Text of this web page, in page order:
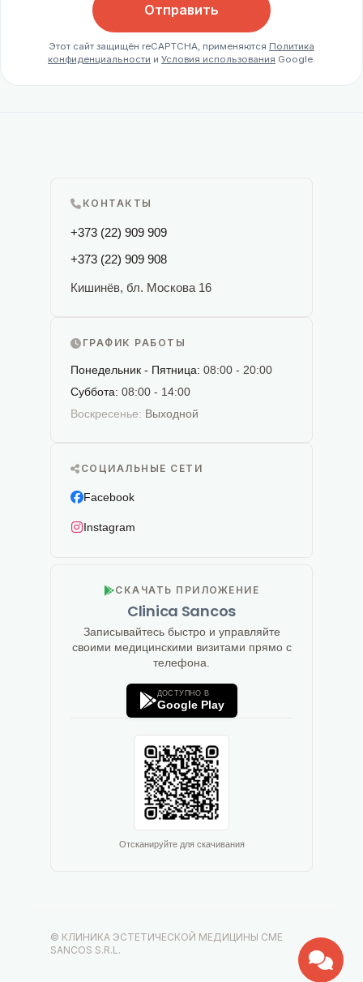
Отправить
Этот сайт защищён reCAPTCHA, применяются Политика
конфиденциальности и Условия использования Google.
КОНТАКТЫ
+373 (22) 909 909
+373 (22) 909 908
Кишинёв, бл. Москова 16
ГРАФИК РАБОТЫ
Понедельник - Пятница: 08:00 - 20:00
Суббота: 08:00 - 14:00
Воскресенье: Выходной
СОЦИАЛЬНЫЕ СЕТИ
Facebook
Instagram
СКАЧАТЬ ПРИЛОЖЕНИЕ
Clinica Sancos
Записывайтесь быстро и управляйте
своими медицинскими визитами прямо с
телефона.
ДОСТУПНО В
Google Play
Отсканируйте для скачивания
© КЛИНИКА ЭСТЕТИЧЕСКОЙ МЕДИЦИНЫ CME
SANCOS S.R.L.